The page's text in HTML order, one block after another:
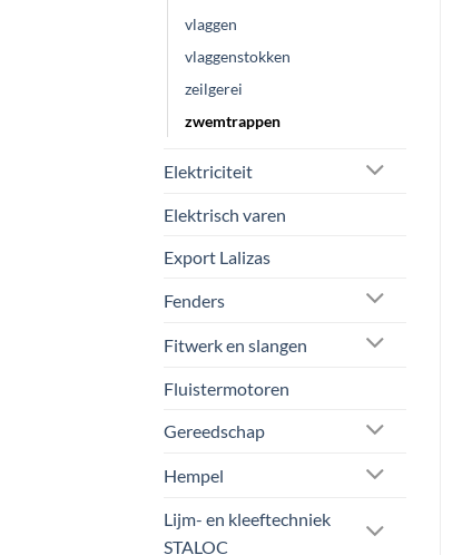
vlaggen
vlaggenstokken
zeilgerei
zwemtrappen
Elektriciteit
Elektrisch varen
Export Lalizas
Fenders
Fitwerk en slangen
Fluistermotoren
Gereedschap
Hempel
Lijm- en kleeftechniek
STALOC
BILGEPOMPEN / DOMPELPOMPEN
Lalizas Bilgepomp | 12V |
Aanbieding!
OSCULATI
Opvouwbare zwemladder